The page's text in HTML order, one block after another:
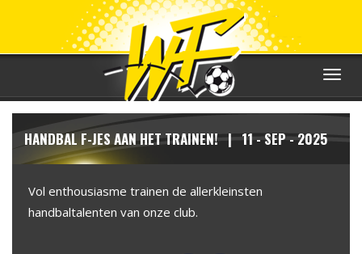
Toggle
HANDBAL F-JES AAN HET TRAINEN! | 11 - SEP - 2025
Vol enthousiasme trainen de allerkleinsten
handbaltalenten van onze club.